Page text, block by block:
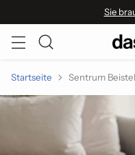
Sie
Startseite Sentrum